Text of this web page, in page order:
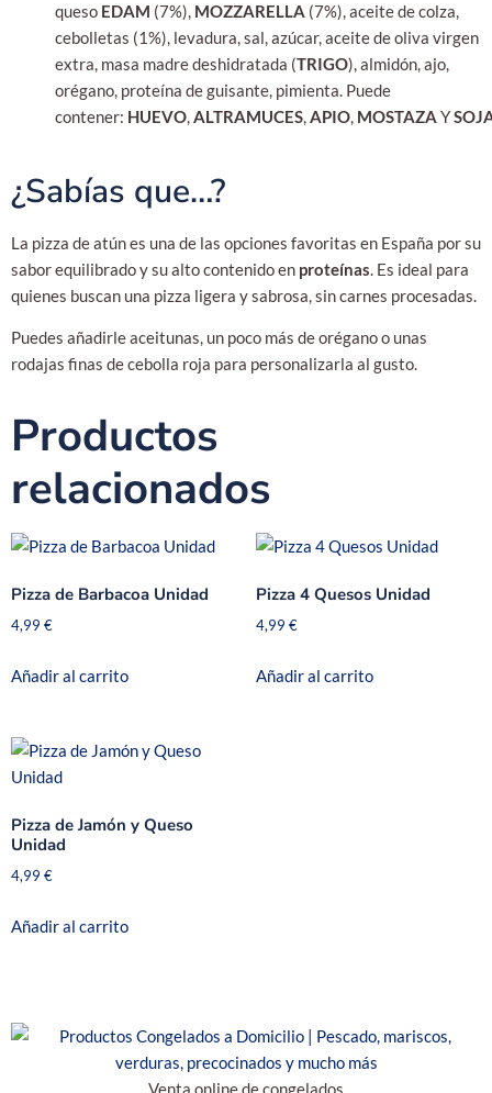
queso EDAM (7%), MOZZARELLA (7%), aceite de colza,
cebolletas (1%), levadura, sal, azúcar, aceite de oliva virgen
extra, masa madre deshidratada (TRIGO), almidón, ajo,
orégano, proteína de guisante, pimienta. Puede
contener: HUEVO,ALTRAMUCES,APIO, MOSTAZA Y
¿Sabías que…?
La pizza de atún es una de las opciones favoritas en España por su
sabor equilibrado y su alto contenido en proteínas. Es ideal para
quienes buscan una pizza ligera y sabrosa, sin carnes procesadas.
Puedes añadirle aceitunas, un poco más de orégano o unas
rodajas finas de cebolla roja para personalizarla al gusto.
Productos
relacionados
Pizza de Barbacoa Unidad
4,99 €
Añadir al carrito
Pizza 4 Quesos Unidad
4,99 €
Añadir al carrito
Pizza de Jamón y Queso
Unidad
4,99 €
Añadir al carrito
Venta online de congelados